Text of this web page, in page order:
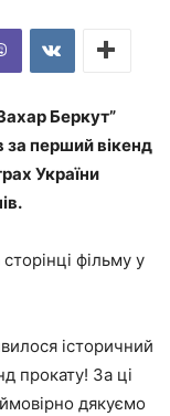
Беркут”
перший вікенд
України
фільму у
історичний
прокату! За ці
дякуємо